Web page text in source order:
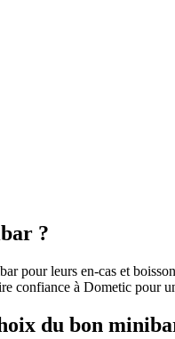
?
pour leurs en-cas et
confiance à Dometic pour
du bon